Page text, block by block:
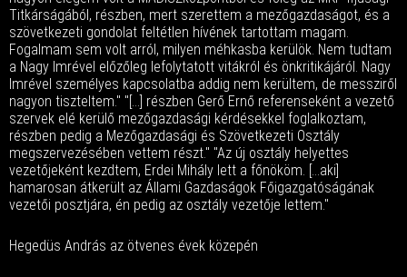
Titkárságából, részben, mert szerettem a mezőgazdaságot, és a
szövetkezeti gondolat feltétlen hívének tartottam magam.
Fogalmam sem volt arról, milyen méhkasba kerülök. Nem tudtam
a Nagy Imrével előzőleg lefolytatott vitákról és önkritikájáról. Nagy
Imrével személyes kapcsolatba addig nem kerültem, de messziről
nagyon tiszteltem." "[...] részben Gerő Ernő referenseként a vezető
szervek elé kerülő mezőgazdasági kérdésekkel foglalkoztam,
részben pedig a Mezőgazdasági és Szövetkezeti Osztály
megszervezésében vettem részt." "Az új osztály helyettes
vezetőjeként kezdtem, Erdei Mihály lett a főnököm. [...aki]
hamarosan átkerült az Állami Gazdaságok Főigazgatóságának
vezetői posztjára, én pedig az osztály vezetője lettem."
Hegedüs András az ötvenes évek közepén